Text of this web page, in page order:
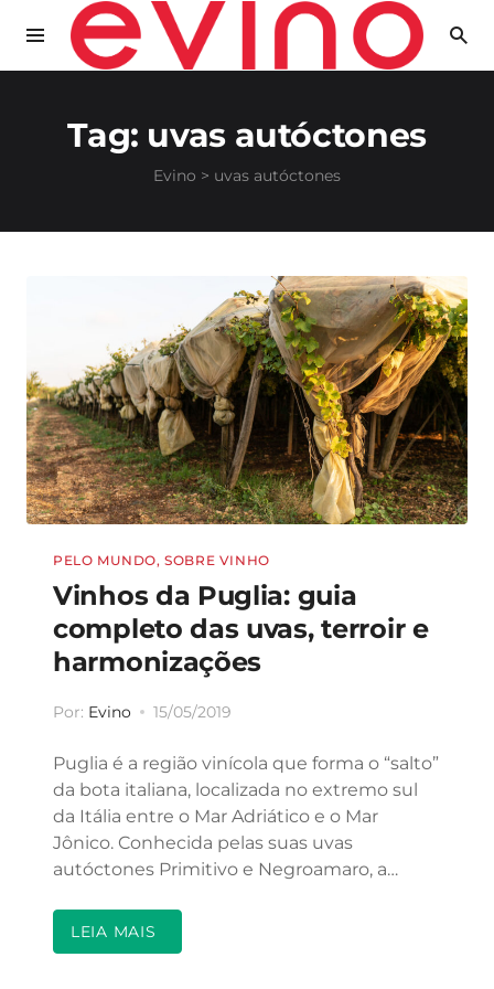
Tag: uvas autóctones
Evino > uvas autóctones
PELO MUNDO,SOBRE VINHO
Vinhos da Puglia: guia
completo das uvas, terroir e
harmonizações
Por: Evino 15/05/2019
Puglia é a região vinícola que forma o “salto”
da bota italiana, localizada no extremo sul
da Itália entre o Mar Adriático e o Mar
Jônico. Conhecida pelas suas uvas
autóctones Primitivo e Negroamaro, a…
LEIA MAIS